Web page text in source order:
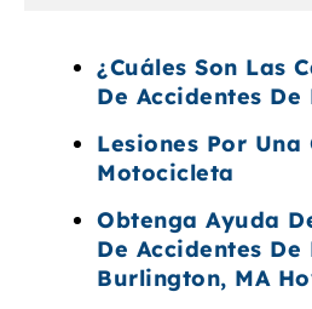
¿Cuáles Son Las
De Accidentes
Lesiones Por Una
Motocicleta
Obtenga Ayuda
De Accidentes
Burlington, MA